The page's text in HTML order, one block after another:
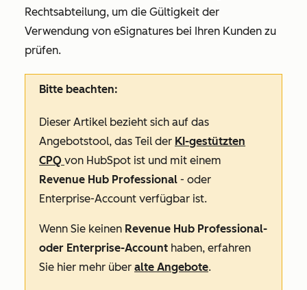
Rechtsabteilung, um die Gültigkeit der
Verwendung von eSignatures bei Ihren Kunden zu
prüfen.
Bitte beachten:
Dieser Artikel bezieht sich auf das
Angebotstool, das Teil der KI-gestützten
CPQ von HubSpot ist und mit einem
Revenue Hub Professional - oder
Enterprise-Account verfügbar ist.
Wenn Sie keinen Revenue Hub Professional-
oder Enterprise-Account haben, erfahren
Sie hier mehr über alte Angebote.